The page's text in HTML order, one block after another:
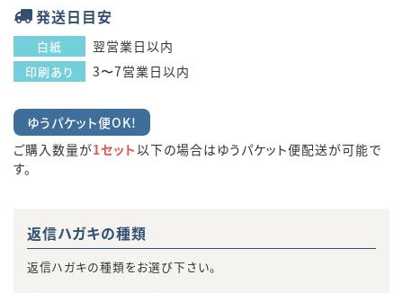
発送日目安
白紙 翌営業日以内
印刷あり 3〜7営業日以内
ゆうパケット便OK!
ご購入数量が1セット以下の場合はゆうパケット便配送が可能で
す。
返信ハガキの種類
返信ハガキの種類をお選び下さい。